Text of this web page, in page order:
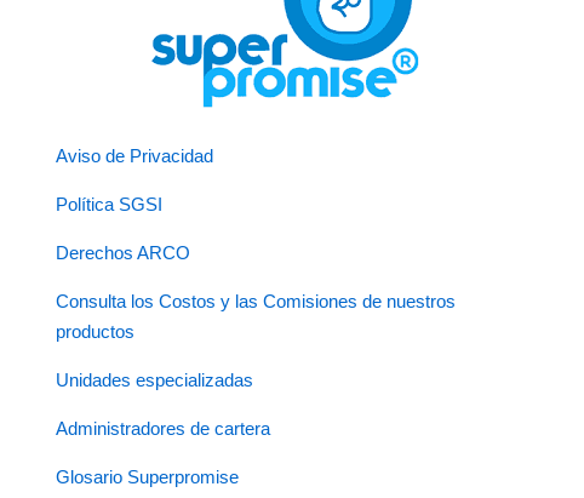
Aviso de Privacidad
Política SGSI
Derechos ARCO
Consulta los Costos y las Comisiones de nuestros
productos
Unidades especializadas
Administradores de cartera
Glosario Superpromise